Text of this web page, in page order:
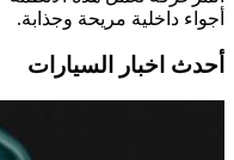
أجواء داخلية مريحة وجذابة.
أحدث اخبار السيارات